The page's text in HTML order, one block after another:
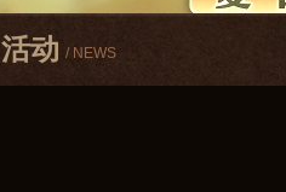
活动 / NEWS